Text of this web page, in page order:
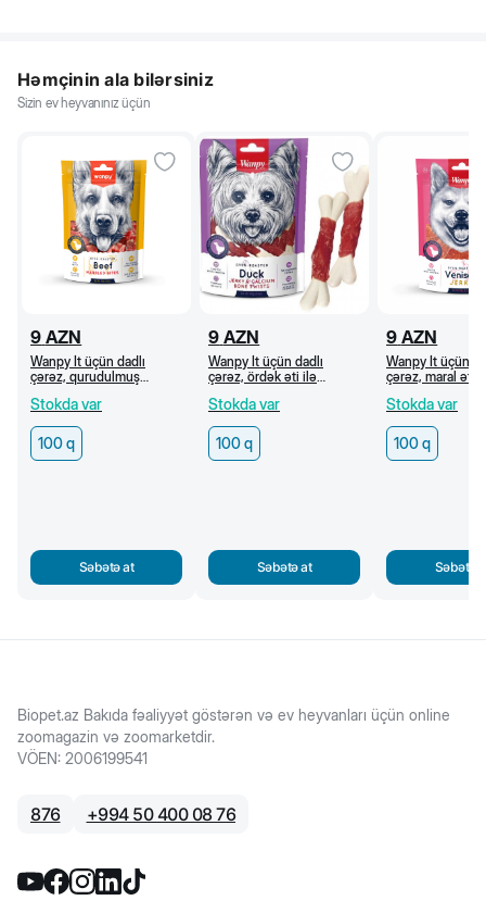
Həmçinin ala bilərsiniz
Sizin ev heyvanınız üçün
9 AZN
Wanpy İt üçün dadlı
çərəz, qurudulmuş
100 q
Stokda var
100 q
Səbətə at
9 AZN
Wanpy İt üçün dadlı
çərəz, ördək əti ilə
Stokda var
100 q
Səbətə at
9 AZN
Wanpy İt üçün
çərəz, maral
Stokda var
100 q
Səbətə
Biopet.az Bakıda fəaliyyət göstərən və ev heyvanları üçün online
zoomagazin və zoomarketdir.
VÖEN: 2006199541
876 +994 50 400 08 76